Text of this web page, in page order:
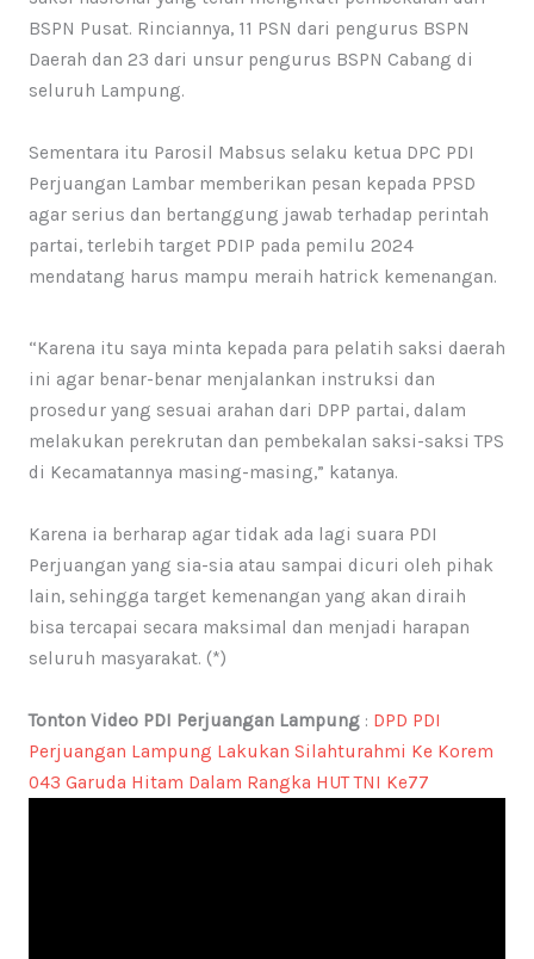
BSPN Pusat. Rinciannya, 11 PSN dari pengurus BSPN
Daerah dan 23 dari unsur pengurus BSPN Cabang di
seluruh Lampung.
Sementara itu Parosil Mabsus selaku ketua DPC PDI
Perjuangan Lambar memberikan pesan kepada PPSD
agar serius dan bertanggung jawab terhadap perintah
partai, terlebih target PDIP pada pemilu 2024
mendatang harus mampu meraih hatrick kemenangan.
“Karena itu saya minta kepada para pelatih saksi daerah
ini agar benar-benar menjalankan instruksi dan
prosedur yang sesuai arahan dari DPP partai, dalam
melakukan perekrutan dan pembekalan saksi-saksi TPS
di Kecamatannya masing-masing,” katanya.
Karena ia berharap agar tidak ada lagi suara PDI
Perjuangan yang sia-sia atau sampai dicuri oleh pihak
lain, sehingga target kemenangan yang akan diraih
bisa tercapai secara maksimal dan menjadi harapan
seluruh masyarakat. (*)
Tonton Video PDI Perjuangan Lampung : DPD PDI
Perjuangan Lampung Lakukan Silahturahmi Ke Korem
043 Garuda Hitam Dalam Rangka HUT TNI Ke77